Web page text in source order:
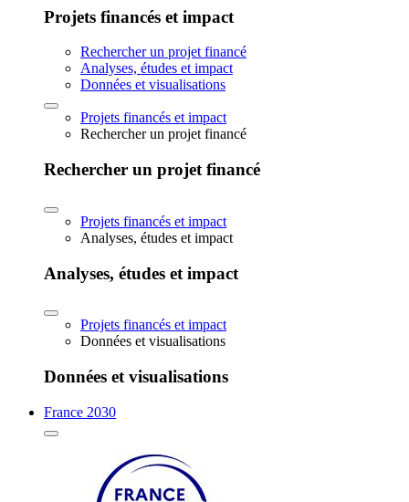
Projets financés et impact
Rechercher un projet financé
Analyses, études et impact
Données et visualisations
Projets financés et impact
Rechercher un projet financé
Rechercher un projet financé
Projets financés et impact
Analyses, études et impact
Analyses, études et impact
Projets financés et impact
Données et visualisations
Données et visualisations
France 2030